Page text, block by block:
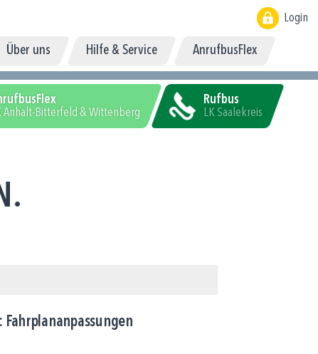
Login
Über uns Hilfe & Service AnrufbusFlex
Anhalt-Bitterfeld & Wittenberg
Rufbus
LK Saalekreis